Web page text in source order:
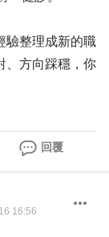
驗整理成新的職
、方向踩穩，你
回覆
16:56